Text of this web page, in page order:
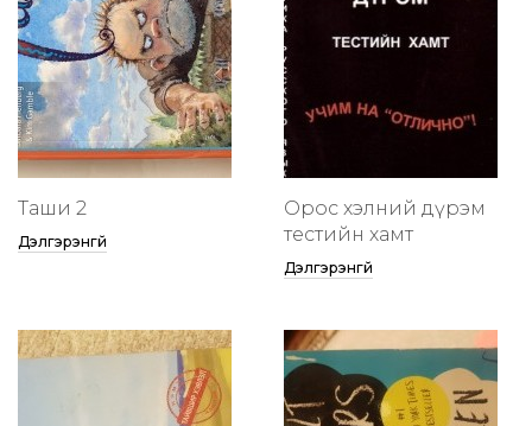
Таши 2
Дэлгэрэнгүй
Орос хэлний дүрэм
тестийн хамт
Дэлгэрэнгүй